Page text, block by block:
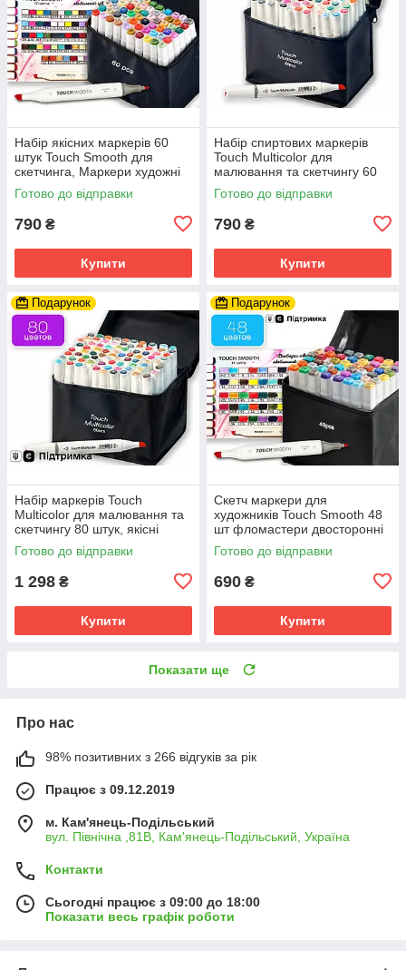
Набір якісних маркерів 60
штук Touch Smooth для
скетчинга, Маркери художні
двосторонні
Готово до відправки
790 ₴
Купити
Набір спиртових маркерів
Touch Multicolor для
малювання та скетчингу 60
шт, фломастери для
художників
Готово до відправки
790 ₴
Купити
Подарунок
Набір маркерів Touch
Multicolor для малювання та
скетчингу 80 штук, якісні
маркери
Готово до відправки
1 298 ₴
Купити
Подарунок
Скетч маркери для
художників Touch Smooth 48
шт фломастери двосторонні
спиртові для малювання і
скетчинга
Готово до відправки
690 ₴
Купити
Показати ще
Про нас
98% позитивних з 266 відгуків за рік
Працює з 09.12.2019
м. Кам'янець-Подільський
вул. Північна ,81В, Кам'янець-Подільський, Україна
Контакти
Сьогодні працює з 09:00 до 18:00
Показати весь графік роботи